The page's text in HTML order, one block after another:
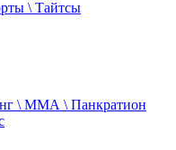
\ Тайтсы
\ ММА \ Панкратион